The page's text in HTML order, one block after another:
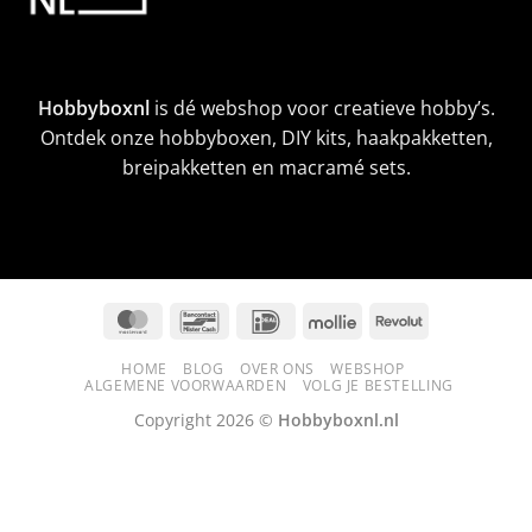
Hobbyboxnlis dé webshop voor creatieve hobby’s.
Ontdek onze hobbyboxen, DIY kits, haakpakketten,
breipakketten en macramé sets.
MasterCardBancontactIDeal Mollie Revolut
HOME BLOG OVER ONS
WEBSHOP
ALGEMENE VOORWAARDEN
VOLG JE BESTELLING
Copyright 2026 © Hobbyboxnl.nl